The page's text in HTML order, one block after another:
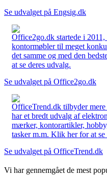
Se udvalget på Engsig.dk
Office2go.dk startede i
kontormøbler til meget
det samme og med den
at se deres udvalg.
Se udvalget på Office2go.dk
OfficeTrend.dk tilbyder
har et bredt udvalg af
mærker, kontorartikler,
tasker m.m. Klik her for at se
Se udvalget på OfficeTrend.dk
Vi har gennemgået de mest